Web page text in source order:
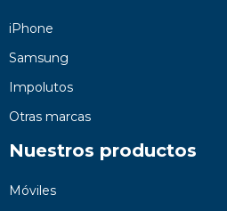
iPhone
Samsung
Impolutos
Otras marcas
Nuestros productos
Móviles